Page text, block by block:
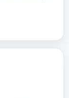
ำเนินงาน และ
ย เพื่อสร้าง
สริมความ
บบเฝ้าระวัง